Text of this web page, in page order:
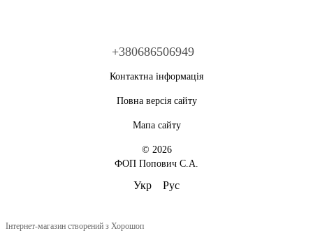
+380686506949
Контактна інформація
Повна версія сайту
Мапа сайту
© 2026
ФОП Попович С.А.
Укр Рус
Інтернет-магазин створений з Хорошоп